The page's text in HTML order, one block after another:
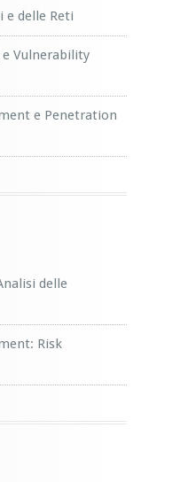
e delle Reti
Vulnerability
e Penetration
delle
Risk